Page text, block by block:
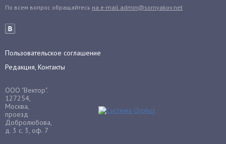
Декабрист
Денежное дерево
Диффенбахия
Дыня
Ежевика
Ежемалина
По всем вопрос обращайтесь на e-mail admin@sornyakov.net
Пользовательское соглашение
Редакция, Контакты
ООО "Вектор".
127254,
Москва,
проезд
Добролюбова,
д. 3 с. 3, оф. 7